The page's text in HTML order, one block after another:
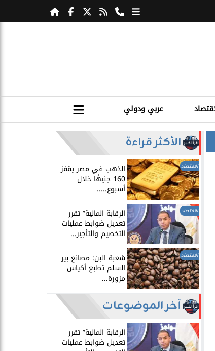
عربي ودولي
الأكثر قراءة
الاقتصاد الذهب في مصر يقفز
160 جنيهًا خلال
أسبوع.....
الاقتصاد الرقابة المالية” تقرر
تعديل ضوابط عمليات
التخصيم والتأجير...
الاقتصاد شعبة البن: مصانع بير
السلم تطبع أكياس
مزورة...
آخر الموضوعات
الرقابة المالية” تقرر
تعديل ضوابط عمليات